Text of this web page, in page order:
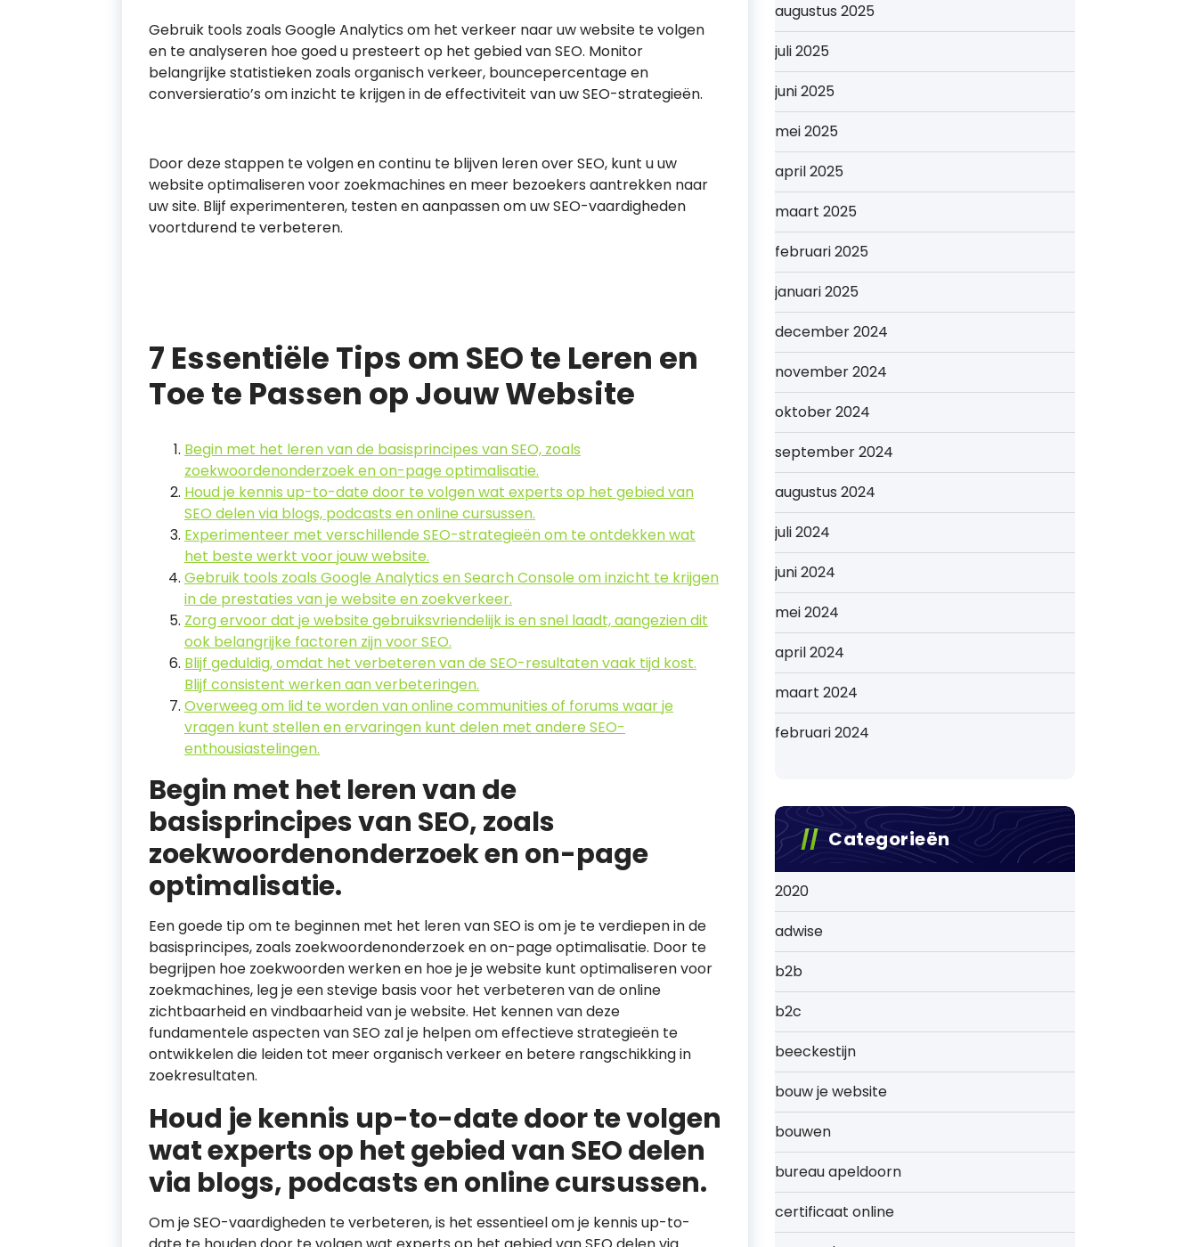
Gebruik tools zoals Google Analytics om het verkeer naar uw website te volgen
en te analyseren hoe goed u presteert op het gebied van SEO. Monitor
belangrijke statistieken zoals organisch verkeer, bouncepercentage en
conversieratio’s om inzicht te krijgen in de effectiviteit van uw SEO-strategieën.
Door deze stappen te volgen en continu te blijven leren over SEO, kunt u uw
website optimaliseren voor zoekmachines en meer bezoekers aantrekken naar
uw site. Blijf experimenteren, testen en aanpassen om uw SEO-vaardigheden
voortdurend te verbeteren.
7 Essentiële Tips om SEO te Leren en
Toe te Passen op Jouw Website
Begin met het leren van de basisprincipes van SEO, zoals
zoekwoordenonderzoek en on-page optimalisatie.
Houd je kennis up-to-date door te volgen wat experts op het gebied van
SEO delen via blogs, podcasts en online cursussen.
Experimenteer met verschillende SEO-strategieën om te ontdekken wat
het beste werkt voor jouw website.
Gebruik tools zoals Google Analytics en Search Console om inzicht te krijgen
in de prestaties van je website en zoekverkeer.
Zorg ervoor dat je website gebruiksvriendelijk is en snel laadt, aangezien dit
ook belangrijke factoren zijn voor SEO.
Blijf geduldig, omdat het verbeteren van de SEO-resultaten vaak tijd kost.
Blijf consistent werken aan verbeteringen.
Overweeg om lid te worden van online communities of forums waar je
vragen kunt stellen en ervaringen kunt delen met andere SEO-
enthousiastelingen.
Begin met het leren van de
basisprincipes van SEO, zoals
zoekwoordenonderzoek en on-page
optimalisatie.
Een goede tip om te beginnen met het leren van SEO is om je te verdiepen in de
basisprincipes, zoals zoekwoordenonderzoek en on-page optimalisatie. Door te
begrijpen hoe zoekwoorden werken en hoe je je website kunt optimaliseren voor
zoekmachines, leg je een stevige basis voor het verbeteren van de online
zichtbaarheid en vindbaarheid van je website. Het kennen van deze
fundamentele aspecten van SEO zal je helpen om effectieve strategieën te
ontwikkelen die leiden tot meer organisch verkeer en betere rangschikking in
zoekresultaten.
Houd je kennis up-to-date door te volgen
wat experts op het gebied van SEO delen
via blogs, podcasts en online cursussen.
Om je SEO-vaardigheden te verbeteren, is het essentieel om je kennis up-to-
augustus 2025
juli 2025
juni 2025
mei 2025
april 2025
maart 2025
februari 2025
januari 2025
december 2024
november 2024
oktober 2024
september 2024
augustus 2024
juli 2024
juni 2024
mei 2024
april 2024
maart 2024
februari 2024
Categorieën
2020
adwise
b2b
b2c
beeckestijn
bouw je website
bouwen
bureau apeldoorn
certificaat online